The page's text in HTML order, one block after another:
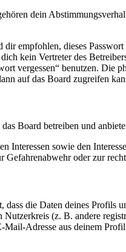
dein
empfohlen, dieses
kein Vertreter des
vergessen“ benutzen.
auf das Board zugreifen
Board betreiben und
Interessen sowie den
oder zur
die Daten deines
(z. B. andere
Adresse aus deinem